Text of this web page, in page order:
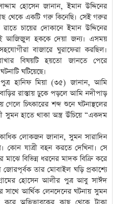
হোসেন জানান, ইমান উদ্দিনের
থেকে একটি গরু কিনেছি। সেই গরুর
চায়ের দোকানে ইমান উদ্দিনের
আজিজুল হককে দেয়া জন্য। এসময়
বাজারে ঘুরাফেরা করছিল।
বিষয়টি হয়তো জানতে পেরে
ঘটিয়েছে।
হানিফ মিয়া (৩৫) জানান, আমি
রাস্তায় ঢুকে পড়লে আমি নদীপাড়
চিৎকারের শব্দ শুনে ঘটনাস্থলের
সুমন হাতে থাকা অস্ত্র উঁচিয়ে “একদম
লোকজন জানান, সুমন সারাদিন
কোন যাত্রী বহন করতে দেখিনা। সে
মাঝে বিভিন্ন ধরনের মাদক বিক্রি করে
জোরপূর্বক তার মোবাইল ঘড়ি প্রকাশ্যে
গ্রামের হোসেন আলীর পুত্র আবু সাঈদ
সাথে আর্থিক লেনদেনের ঘটনায় সুমন